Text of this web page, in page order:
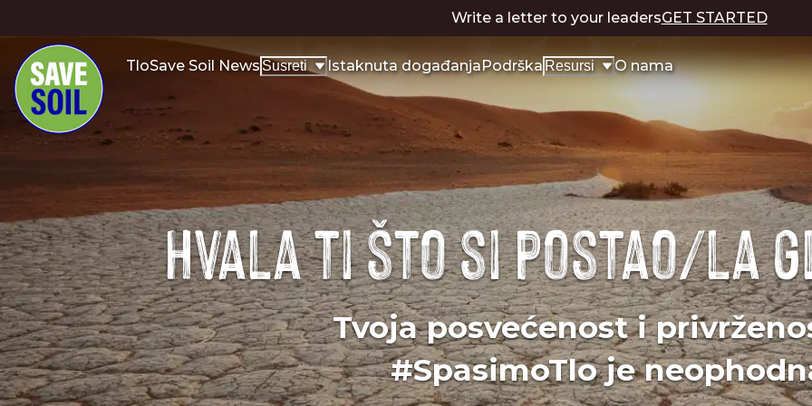
Write a letter to your leadersGET STARTED
TloSave Soil NewsSusreti Istaknuta događanjaPodrška Resursi O nama
Hvala ti što si postao/la
Tvoja posvećenost i
#SpasimoTlo je